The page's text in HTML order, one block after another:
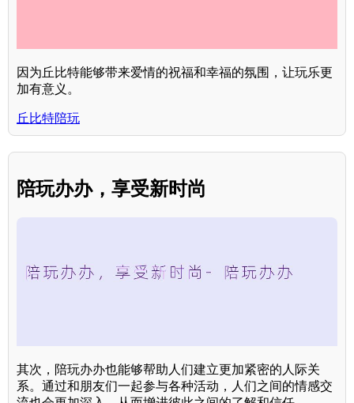
因为丘比特能够带来爱情的祝福和幸福的氛围，让玩乐更
加有意义。
丘比特陪玩
陪玩办办，享受新时尚
其次，陪玩办办也能够帮助人们建立更加紧密的人际关
系。通过和朋友们一起参与各种活动，人们之间的情感交